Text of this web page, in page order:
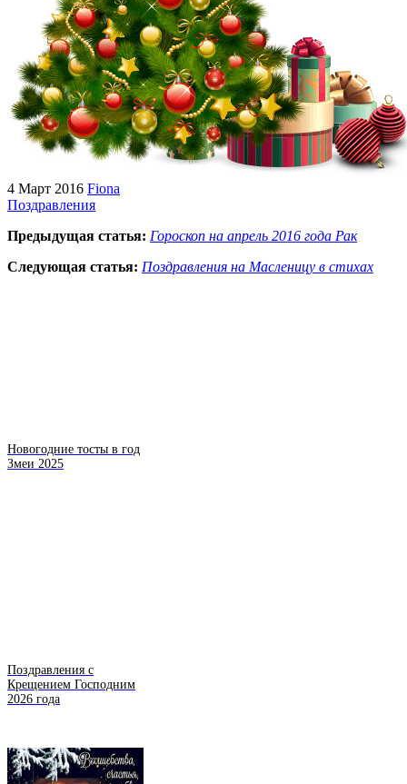
4 Март 2016 Fiona
Поздравления
Предыдущая статья: Гороскоп на апрель 2016 года Рак
Следующая статья: Поздравления на Масленицу в стихах
Новогодние тосты в год
Змеи 2025
Поздравления с
Крещением Господним
2026 года